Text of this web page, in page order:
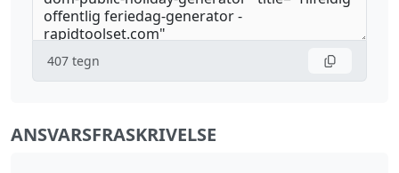
407 tegn
ANSVARSFRASKRIVELSE